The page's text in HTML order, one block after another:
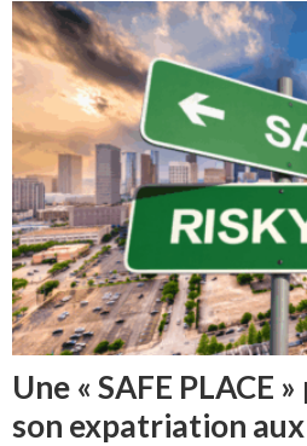
Une « SAFE PLACE
son expatriation